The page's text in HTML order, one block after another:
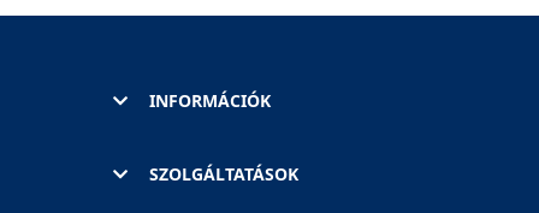
INFORMÁCIÓK
SZOLGÁLTATÁSOK